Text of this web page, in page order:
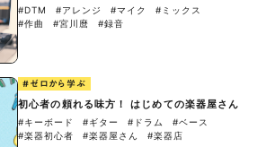
#DTM #アレンジ #マイク
#ミックス
#作曲
#宮川麿 #録音
#ゼロから学ぶ
初心者の頼れる味方！ はじめての楽器屋さん
#キーボード #ギター #ドラム
#ベース
#楽器初心者
#楽器屋さん #楽器店